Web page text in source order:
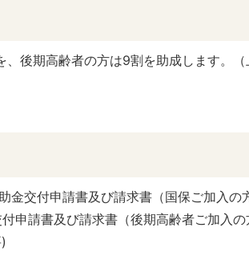
後期高齢者の方は9割を助成します。（
金交付申請書及び請求書（国保ご加入の
申請書及び請求書（後期高齢者ご加入の